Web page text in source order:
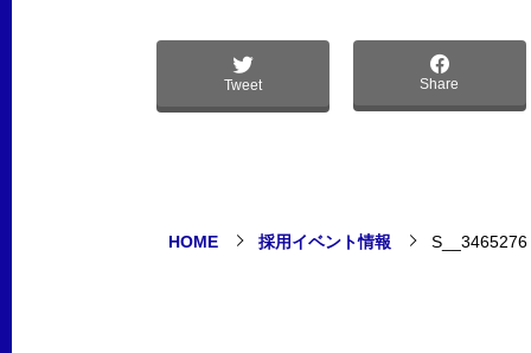
Tweet Share
HOME 採用イベント情報 S__3465276